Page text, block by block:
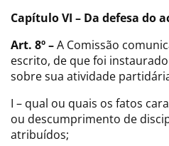
Capítulo VI – Da defesa do
Art. 8º –A Comissão
escrito, de que foi
sobre sua atividade
I – qual ou quais os fatos
ou descumprimento de
atribuídos;